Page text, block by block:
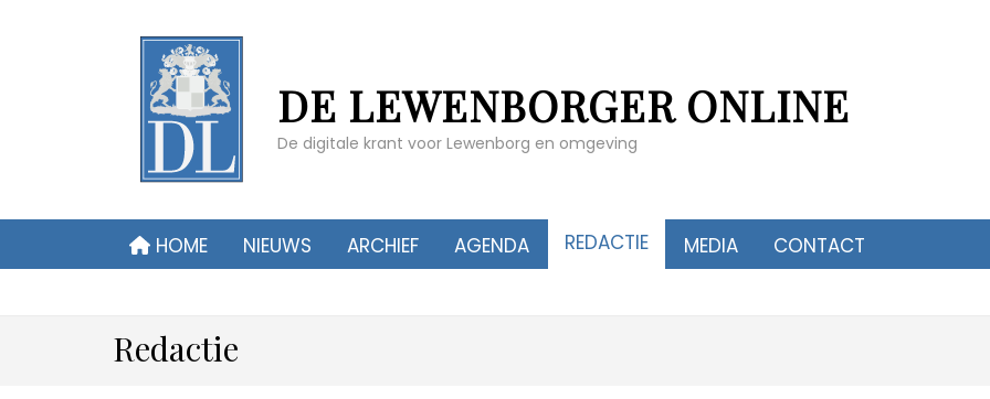
DE LEWENBORGER ONLINE
De digitale krant voor Lewenborg en omgeving
HOME NIEUWS ARCHIEF AGENDA REDACTIE MEDIA CONTACT
Redactie